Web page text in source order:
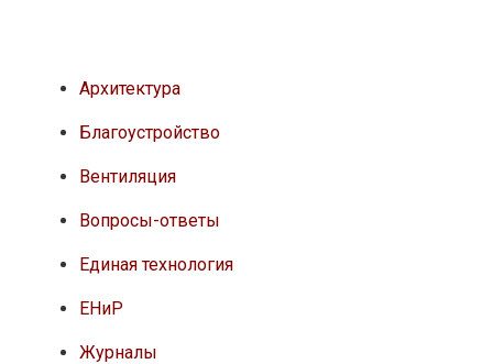
Архитектура
Благоустройство
Вентиляция
Вопросы-ответы
Единая технология
ЕНиР
Журналы